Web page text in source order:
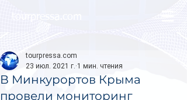
В Минкурортов Крыма
провели мониторинг
tourpressa.com
23 июл. 2021 г. 1 мин. чтения